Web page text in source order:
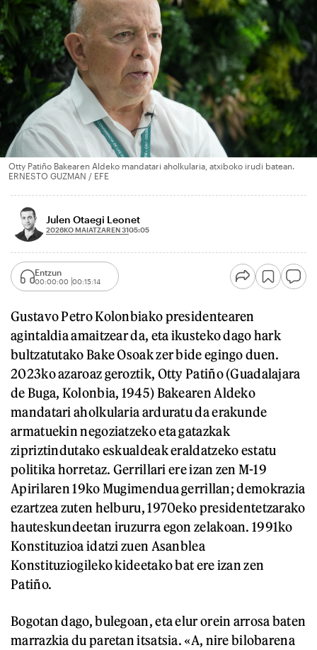
Otty Patiño Bakearen Aldeko mandatari aholkularia, atxiboko irudi batean.
ERNESTO GUZMAN / EFE
Julen Otaegi Leonet
2026KO MAIATZAREN 3105:05
Entzun
00:00:00 00:15:14
Gustavo Petro Kolonbiako presidentearen
agintaldia amaitzear da, eta ikusteko dago hark
bultzatutako Bake Osoak zer bide egingo duen.
2023ko azaroaz geroztik, Otty Patiño (Guadalajara
de Buga, Kolonbia, 1945) Bakearen Aldeko
mandatari aholkularia arduratu da erakunde
armatuekin negoziatzeko eta gatazkak
zipriztindutako eskualdeak eraldatzeko estatu
politika horretaz. Gerrillari ere izan zen M-19
Apirilaren 19ko Mugimendua gerrillan; demokrazia
ezartzea zuten helburu, 1970eko presidentetzarako
hauteskundeetan iruzurra egon zelakoan. 1991ko
Konstituzioa idatzi zuen Asanblea
Konstituziogileko kideetako bat ere izan zen
Patiño.
Bogotan dago, bulegoan, eta elur orein arrosa baten
marrazkia du paretan itsatsia. «A, nire bilobarena